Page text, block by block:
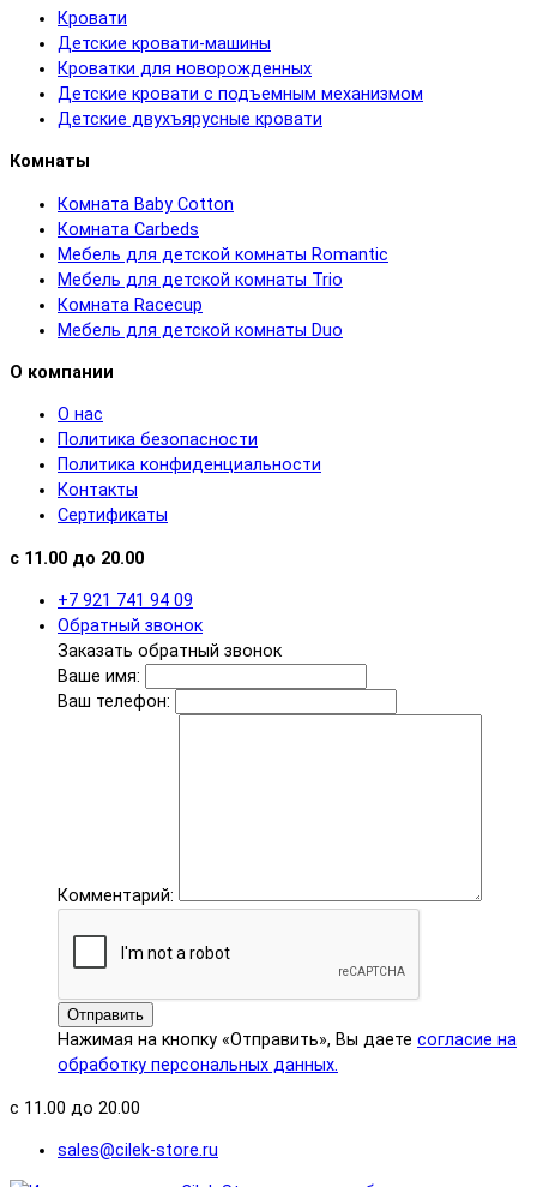
Кровати
Детские кровати-машины
Кроватки для новорожденных
Детские кровати с подъемным механизмом
Детские двухъярусные кровати
Комнаты
Комната Baby Cotton
Комната Carbeds
Мебель для детской комнаты Romantic
Мебель для детской комнаты Trio
Комната Racecup
Мебель для детской комнаты Duo
О компании
О нас
Политика безопасности
Политика конфиденциальности
Контакты
Сертификаты
с 11.00 до 20.00
+7 921 741 94 09
Обратный звонок
Заказать обратный звонок
Ваше имя:
Ваш телефон:
Комментарий:
Отправить
Нажимая на кнопку «Отправить», Вы даете согласие на
обработку персональных данных.
с 11.00 до 20.00
sales@cilek-store.ru